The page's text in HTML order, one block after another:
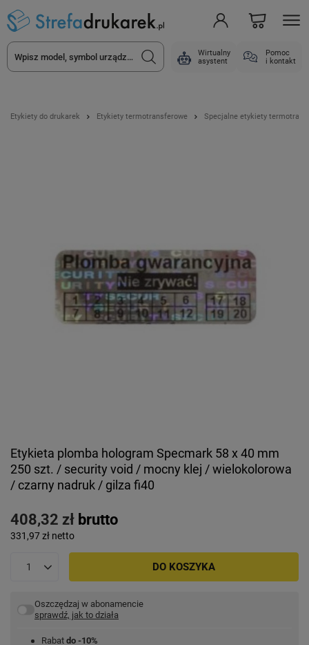
Wirtualny
asystent
Pomoc
i kontakt
Etykiety do drukarek Etykiety termotransferowe Specjalne etykiety
Etykieta plomba hologram Specmark 58 x 40 mm
250 szt. / security void / mocny klej / wielokolorowa
/ czarny nadruk / gilza fi40
408,32 zł brutto
331,97 zł netto
DO KOSZYKA
Oszczędzaj w abonamencie
sprawdź, jak to działa
Rabat do -10%